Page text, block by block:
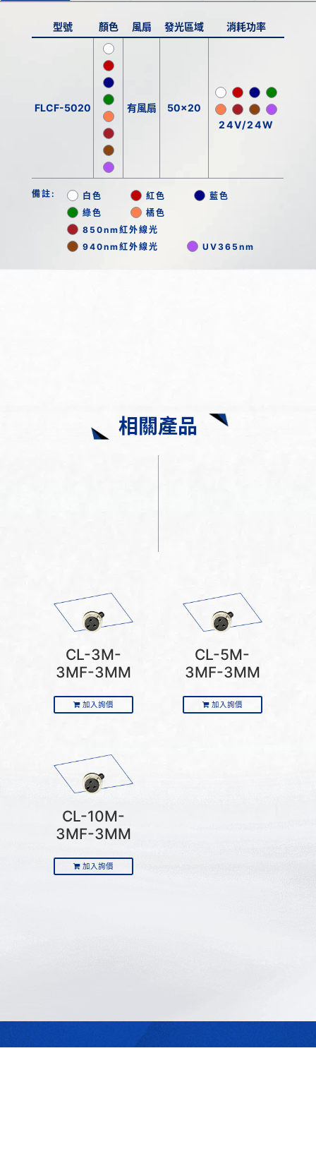
型號 顏色 風扇 發光區域 消耗功率
FLCF-5020 有風扇
50x20
24V/24W
備註: 白色 紅色
藍色
綠色
橘色
850nm紅外線光
940nm紅外線光
UV365nm
相關產品
CL-3M-
3MF-3MM
加入詢價
CL-5M-
3MF-3MM
加入詢價
CL-10M-
3MF-3MM
加入詢價